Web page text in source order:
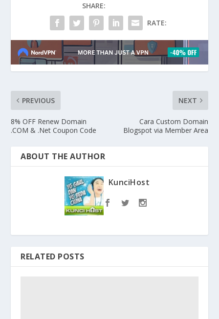
SHARE:
RATE:
PREVIOUS
8% OFF Renew Domain
.COM & .Net Coupon Code
NEXT
Cara Custom Domain
Blogspot via Member Area
ABOUT THE AUTHOR
KunciHost
RELATED POSTS